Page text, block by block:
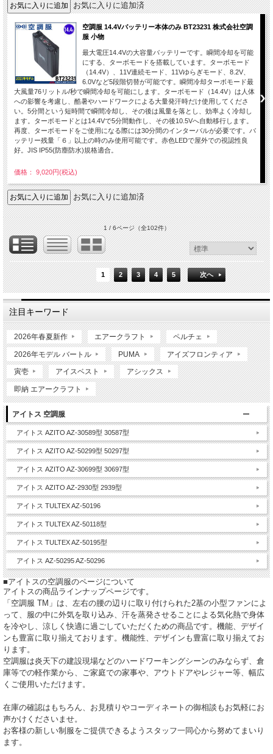
お気に入りに追加済
空調服 14.4Vバッテリー本体のみ BT23231 株式会社空調
服 小物
最大電圧14.4Vの大容量バッテリーです。瞬間冷却を可能
にする、ターボモードを搭載しています。ターボモード
（14.4V）、11V連続モード、11Vゆらぎモード、8.2V、
6.0Vなど5段階切替が可能です。瞬間冷却ターボモード最
大風量76リットル/秒で瞬間冷却を可能にします。ターボモード（14.4V）は人体
への影響を考慮し、酷暑やハードワークによる大量発汗時だけ使用してくださ
い。5分間という短時間で瞬間冷却し、その後は風量を落とし、効率よく冷却し
ます。ターボモードとは14.4Vで5分間動作し、その後10.5Vへ自動移行します。
再度、ターボモードをご使用になる際には30分間のインターバルが必要です。バ
ッテリー残量「６」以上の時のみ使用可能です。赤色LEDで屋外での視認性良
好。JIS IP55(防塵防水)規格適合。
価格： 9,020円(税込)
お気に入りに追加済
1 / 6ページ（全102件）
1 2 3 4 5 次へ
注目キーワード
2026年春夏新作 エアークラフト ペルチェ
2026年モデル バートル PUMA アイズフロンティア
寅壱 アイスベスト アシックス
即納 エアークラフト
アイトス 空調服
アイトス AZITO AZ-30589型 30587型
アイトス AZITO AZ-50299型 50297型
アイトス AZITO AZ-30699型 30697型
アイトス AZITO AZ-2930型 2939型
アイトス TULTEX AZ-50196
アイトス TULTEX AZ-50118型
アイトス TULTEX AZ-50195型
アイトス AZ-50295 AZ-50296
■アイトスの空調服のページについて
アイトスの商品ラインナップページです。
「空調服 TM」は、左右の腰の辺りに取り付けられた2基の小型ファンによ
って、服の中に外気を取り込み、汗を蒸発させることによる気化熱で身体
を冷やし、涼しく快適に過ごしていただくための商品です。機能、デザイ
ンも豊富に取り揃えております。機能性、デザインも豊富に取り揃えてお
ります。
空調服は炎天下の建設現場などのハードワーキングシーンのみならず、倉
庫等での軽作業から、ご家庭での家事や、アウトドアやレジャー等、幅広
くご使用いただけます。
在庫の確認はもちろん、お見積りやコーディネートの御相談もお気軽にお
声かけくださいませ。
お客様の新しい制服をご提供できるようスタッフ一同心から努めてまいり
ます。